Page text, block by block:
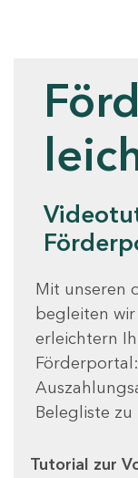
Mit unseren
begleiten
erleichtern
Belegliste
Tutorial zur